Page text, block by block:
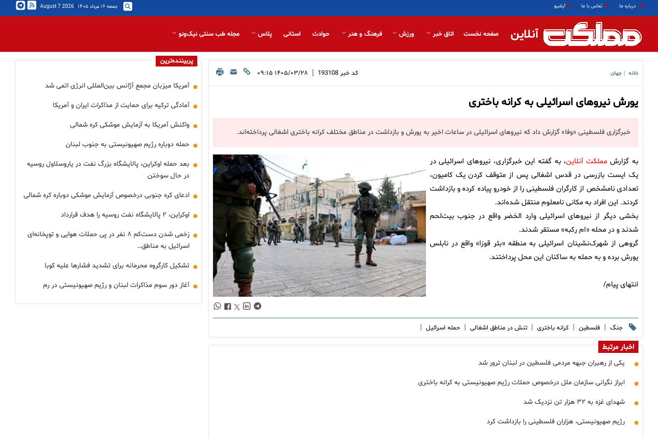
درباره ما تماس با ما آرشیو جمعه ۱۶ مرداد ۱۴۰۵ |
2026 August 7
آنلاین صفحه نخست اتاق خبر ورزش فرهنگ و هنر حوادث استانی پلاس مجله طب سنتی نیک‌ونو
خانه جهان کد خبر 193108
| ۱۴۰۵/۰۳/۲۸ ۰۹:۱۵
یورش نیروهای اسرائیلی به کرانه باختری
خبرگزاری فلسطینی «وفا» گزارش داد که نیروهای اسرائیلی در ساعات اخیر به یورش و بازداشت در مناطق مختلف کرانه باختری اشغالی پرداخته‌اند.
به گزارش مملکت آنلاین، به گفته این خبرگزاری، نیروهای اسرائیلی در
یک ایست بازرسی در قدس اشغالی پس از متوقف کردن یک کامیون،
تعدادی نامشخص از کارگران فلسطینی را از خودرو پیاده کرده و بازداشت
کردند. این افراد به مکانی نامعلوم منتقل شده‌اند.
بخشی دیگر از نیروهای اسرائیلی وارد الخضر واقع در جنوب بیت‌لحم
شدند و در محله «ام رکبه» مستقر شدند.
گروهی از شهرک‌نشینان اسرائیلی به منطقه «بئر قوزا» واقع در نابلس
یورش برده و به حمله به ساکنان این محل پرداختند.
انتهای پیام/
جنگ | فلسطین | کرانه باختری | تنش در مناطق اشغالی | حمله اسرائیل |
اخبار مرتبط
یکی از رهبران جبهه مردمی فلسطین در لبنان ترور شد
ابراز نگرانی سازمان ملل درخصوص حملات رژیم صهیونیستی به کرانه باختری
شهدای غزه به ۳۲ هزار تن نزدیک شد
رژیم صهیونیستی، هزاران فلسطینی را بازداشت کرد
پربیننده‌ترین
آمریکا میزبان مجمع آژانس بین‌المللی انرژی اتمی شد
آمادگی ترکیه برای حمایت از مذاکرات ایران و آمریکا
واکنش آمریکا به آزمایش موشکی کره شمالی
حمله دوباره رژیم صهیونیستی به جنوب لبنان
بعد حمله اوکراین، پالایشگاه بزرگ نفت در یاروسلاول روسیه
در حال سوختن
ادعای کره جنوبی درخصوص آزمایش موشکی دوباره کره شمالی
اوکراین، ۲ پالایشگاه نفت روسیه را هدف قرارداد
زخمی شدن دست‌کم ۸ نفر در پی حملات هوایی و توپخانه‌ای
اسرائیل به مناطق…
تشکیل کارگروه محرمانه برای تشدید فشارها علیه کوبا
آغاز دور سوم مذاکرات لبنان و رژیم صهیونیستی در رم